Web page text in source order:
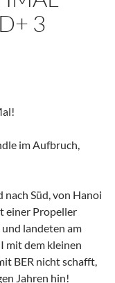
3
im Aufbruch,
nach Süd, von Hanoi
einer Propeller
landeten am
mit dem kleinen
BER nicht schafft,
Jahren hin!